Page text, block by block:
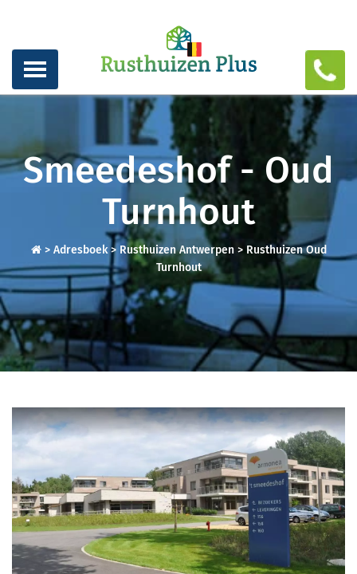
Smeedeshof - Oud
Turnhout
> Adresboek> Rusthuizen Antwerpen> Rusthuizen Oud
Turnhout